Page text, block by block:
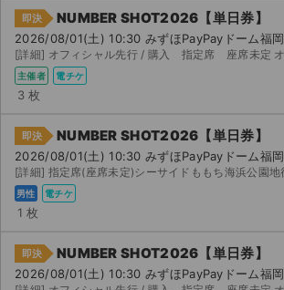
即決 NUMBER SHOT2026【単日券】
2026/08/01(土) 10:30 みずほPayPayドーム福岡
主催者 電チケ
3 枚
即決 NUMBER SHOT2026【単日券】
2026/08/01(土) 10:30 みずほPayPayドーム福岡
男性 電チケ
1 枚
即決 NUMBER SHOT2026【単日券】
2026/08/01(土) 10:30 みずほPayPayドーム福岡